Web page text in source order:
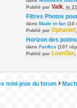
Publié par Valk le
Filtres Photos
dans Made in fan (10
Publié par Ophaniel
Horizon des potins
dans Fanfics (107
Publié par LoanTan
mini-jeux du forum